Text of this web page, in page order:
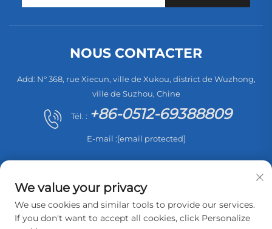
NOUS CONTACTER
Add: N° 368, rue Xiecun, ville de Xukou, district de Wuzhong,
ville de Suzhou, Chine
Tél. : +86-0512-69388809
E-mail :[email protected]
Tous droits réservés © 2026 Suzhou Sweep Electric
We value your privacy
We use cookies and similar tools to provide our services.
If you don't want to accept all cookies, click Personalize